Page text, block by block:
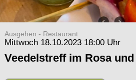
Ausgehen - Restaurant
Mittwoch 18.10.2023 18:00 Uhr
Veedelstreff im Rosa